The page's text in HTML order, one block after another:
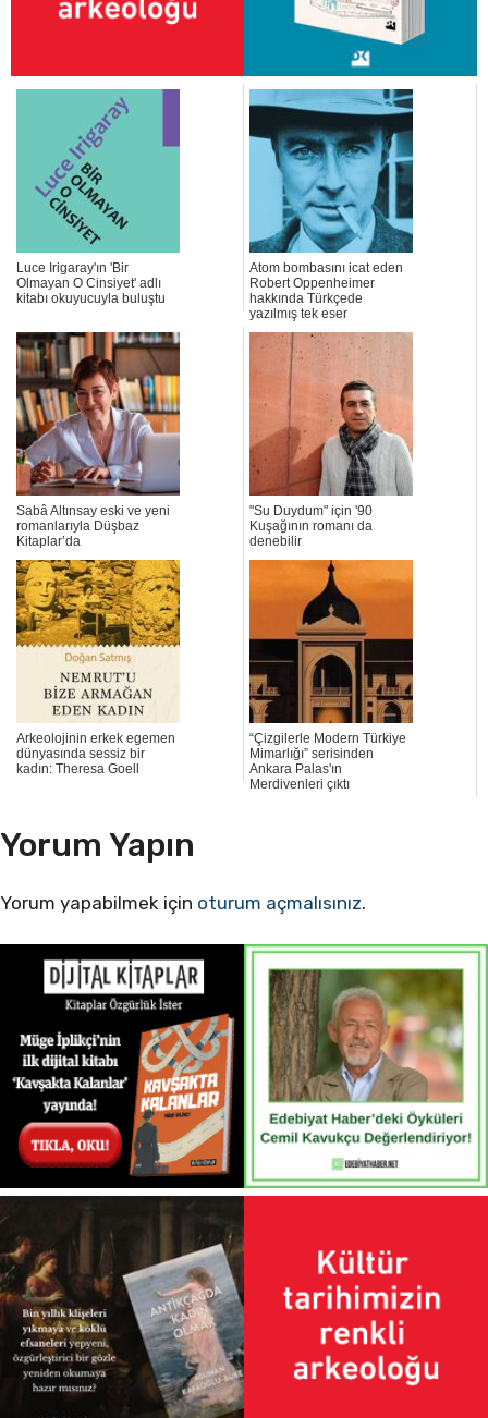
Luce Irigaray'ın 'Bir
Olmayan O Cinsiyet' adlı
kitabı okuyucuyla buluştu
Atom bombasını icat eden
Robert Oppenheimer
hakkında Türkçede
yazılmış tek eser
Sabâ Altınsay eski ve yeni
romanlarıyla Düşbaz
Kitaplar’da
"Su Duydum" için '90
Kuşağının romanı da
denebilir
Arkeolojinin erkek egemen
dünyasında sessiz bir
kadın: Theresa Goell
“Çizgilerle Modern Türkiye
Mimarlığı” serisinden
Ankara Palas'ın
Merdivenleri çıktı
Yorum Yapın
Yorum yapabilmek için oturum açmalısınız.